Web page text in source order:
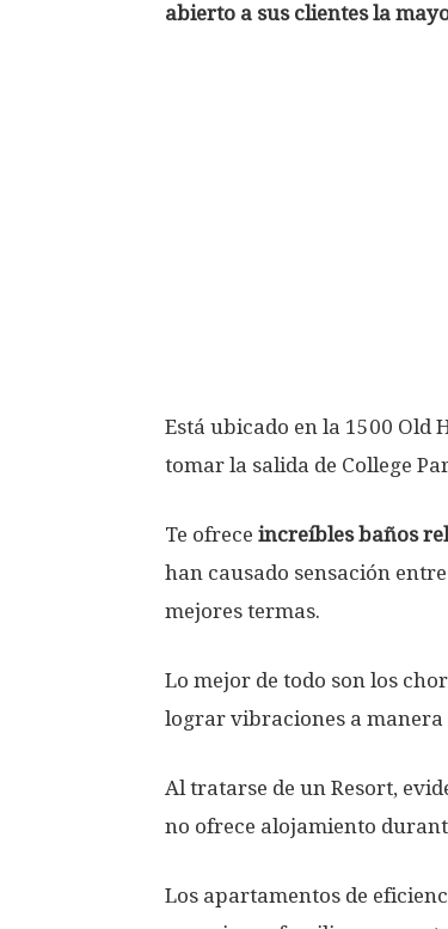
abierto a sus clientes la
Está ubicado en la 1500 Old
tomar la salida de College
Te ofrece increíbles baños
han causado sensación
mejores termas.
Lo mejor de todo son los
lograr vibraciones a manera
Al tratarse de un Resort,
no ofrece alojamiento
Los apartamentos de